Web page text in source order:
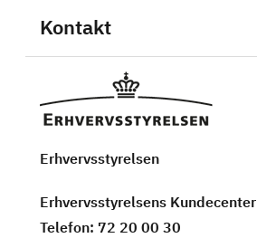
Kontakt
Erhvervsstyrelsen
Erhvervsstyrelsens Kundecenter
Telefon: 72 20 00 30